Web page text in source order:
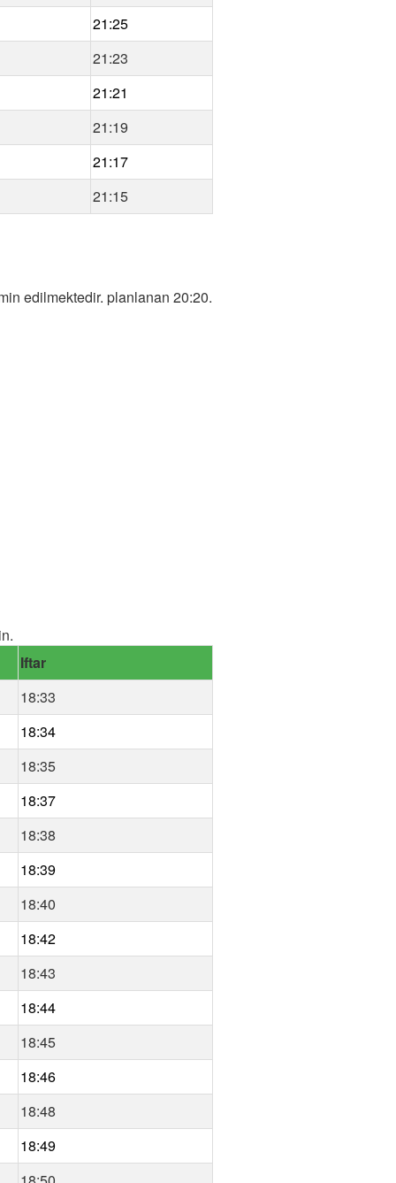
21:25
21:23
21:21
21:19
21:17
21:15
edilmektedir. planlanan 20:20.
Iftar
18:33
18:34
18:35
18:37
18:38
18:39
18:40
18:42
18:43
18:44
18:45
18:46
18:48
18:49